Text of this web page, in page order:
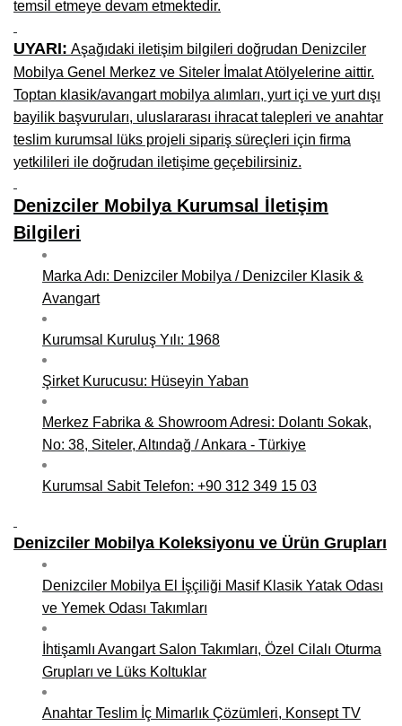
Kars Mobilya İmalatçıları, Mağazaları, Mobilyacılar
Kırşehir Mobilya İmalatçıları, Firmaları, Mobilyacılar
Kütahya Mobilya İmalatçıları, Mağazaları, Mobilyacılar
Malatya Mobilyacılar, Mağazaları, İmalatçıları, Fabrikaları
Sinop Mobilya İmalatçıları, Mağazaları, Mobilyacılar
Muş Mobilya İmalatçıları, Mağazaları, Mobilyacılar
Nevşehir Mobilyacılar, Mobilya İmalatçıları, Mağazaları
Ordu Mobilya Mağazaları, İmalatçıları, Mobilyacılar
Rize Mobilyacılar, Mobilya İmalatçıları, Mağazaları
Sivas Mobilya Fabrikaları, Üreticileri, Mağazaları
Tokat Mobilyacılar, Mobilya Mağazaları, İmalatçıları
Niğde Mobilyacılar, Mobilya Firmaları, İmalatçıları
Giresun Mobilya Mağazaları, İmalatçıları, Mobilyacıları
temsil etmeye devam etmektedir.
UYARI: Aşağıdaki iletişim bilgileri doğrudan Denizciler
Mobilya Genel Merkez ve Siteler İmalat Atölyelerine aittir.
Toptan klasik/avangart mobilya alımları, yurt içi ve yurt dışı
bayilik başvuruları, uluslararası ihracat talepleri ve anahtar
teslim kurumsal lüks projeli sipariş süreçleri için firma
yetkilileri ile doğrudan iletişime geçebilirsiniz.
Denizciler Mobilya Kurumsal İletişim
Bilgileri
Marka Adı: Denizciler Mobilya / Denizciler Klasik &
Avangart
Kurumsal Kuruluş Yılı: 1968
Şirket Kurucusu: Hüseyin Yaban
Merkez Fabrika & Showroom Adresi: Dolantı Sokak,
No: 38, Siteler, Altındağ / Ankara - Türkiye
Kurumsal Sabit Telefon: +90 312 349 15 03
Denizciler Mobilya Koleksiyonu ve Ürün Grupları
Denizciler Mobilya El İşçiliği Masif Klasik Yatak Odası
ve Yemek Odası Takımları
İhtişamlı Avangart Salon Takımları, Özel Cilalı Oturma
Grupları ve Lüks Koltuklar
Anahtar Teslim İç Mimarlık Çözümleri, Konsept TV